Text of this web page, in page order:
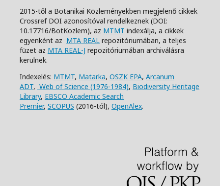
2015-től a Botanikai Közleményekben megjelenő cikkek
Crossref DOI azonosítóval rendelkeznek (DOI:
10.17716/BotKozlem), az MTMT indexálja, a cikkek
egyenként az MTA REAL repozitóriumában, a teljes
füzet az MTA REAL-J repozitóriumában archiválásra
kerülnek.
Indexelés: MTMT, Matarka, OSZK EPA, Arcanum
ADT, Web of Science (1976-1984), Biodiversity Heritage
Library, EBSCO Academic Search
Premier, SCOPUS (2016-tól), OpenAlex.